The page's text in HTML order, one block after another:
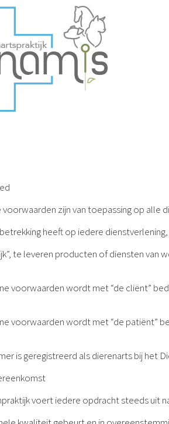
zijn van toepassing op alle
heeft op iedere
te leveren producten of diensten van
voorwaarden wordt met “de cliënt”
voorwaarden wordt met “de patiënt”
is geregistreerd als dierenarts bij het
voert iedere opdracht steeds uit